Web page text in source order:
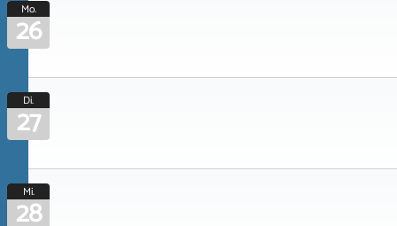
Mo.
26
Di.
27
Mi.
28